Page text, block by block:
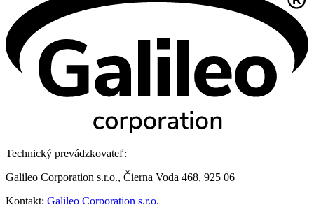
Technický prevádzkovateľ:
Galileo Corporation s.r.o., Čierna Voda 468, 925 06
Kontakt: Galileo Corporation s.r.o.